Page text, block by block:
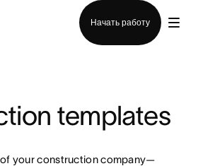
Начать работу
templates
your construction company—